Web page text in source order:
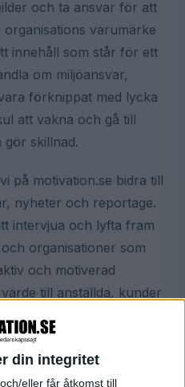
din integritet
eller får åtkomst till
och ta ansvar för att
varumärke
innehåll som står för ett
om miljöansvar,
förknippat med lycka
att vakna och gå till
gör skillnad.
på motivation.se bidra till
nyheter och reportage.
intervjua och lyfta fram
organisationer som
och motiverad
till anställda, kunder
den motiverade